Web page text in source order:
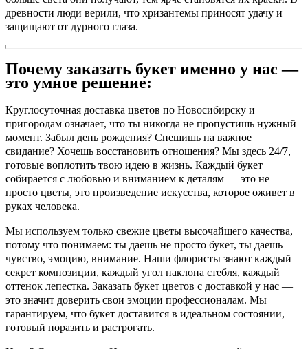
древности люди верили, что хризантемы приносят удачу и
защищают от дурного глаза.
Почему заказать букет именно у нас —
это умное решение:
Круглосуточная доставка цветов по Новосибирску и
пригородам означает, что ты никогда не пропустишь нужный
момент. Забыл день рождения? Спешишь на важное
свидание? Хочешь восстановить отношения? Мы здесь 24/7,
готовые воплотить твою идею в жизнь. Каждый букет
собирается с любовью и вниманием к деталям — это не
просто цветы, это произведение искусства, которое оживет в
руках человека.
Мы используем только свежие цветы высочайшего качества,
потому что понимаем: ты даешь не просто букет, ты даешь
чувство, эмоцию, внимание. Наши флористы знают каждый
секрет композиции, каждый угол наклона стебля, каждый
оттенок лепестка. Заказать букет цветов с доставкой у нас —
это значит доверить свои эмоции профессионалам. Мы
гарантируем, что букет доставится в идеальном состоянии,
готовый поразить и растрогать.